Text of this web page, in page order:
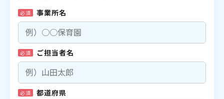
必須 事業所名
必須 ご担当者名
必須 都道府県